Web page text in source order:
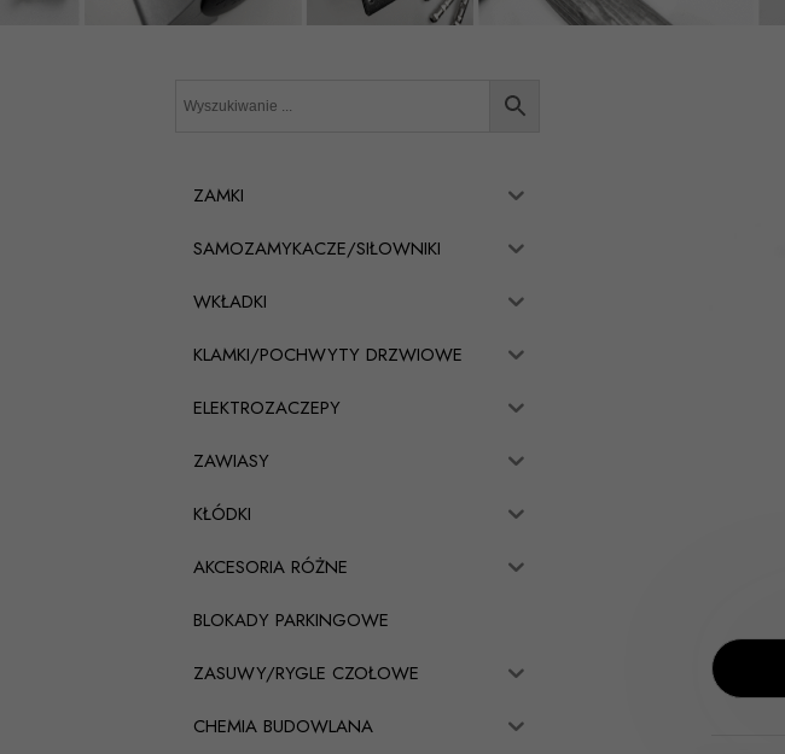
ZAMKI
SAMOZAMYKACZE/SIŁOWNIKI
WKŁADKI
KLAMKI/POCHWYTY DRZWIOWE
ELEKTROZACZEPY
ZAWIASY
KŁÓDKI
AKCESORIA RÓŻNE
BLOKADY PARKINGOWE
ZASUWY/RYGLE CZOŁOWE
CHEMIA BUDOWLANA